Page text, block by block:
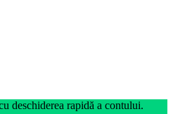
deschiderea rapidă a contului.